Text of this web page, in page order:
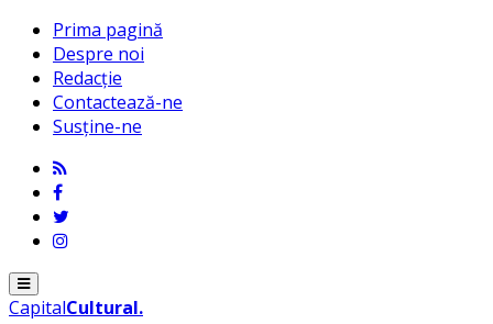
Prima pagină
Despre noi
Redacție
Contactează-ne
Susține-ne
Menu
CapitalCultural.